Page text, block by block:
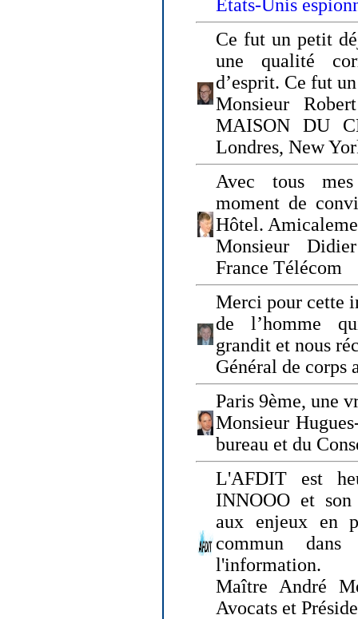
Etats-Unis
Ce fut un petit
une qualité
d’esprit. Ce fut
Monsieur
MAISON DU
Londres, New
Avec tous
moment de
Hôtel.
Monsieur
France Télécom
Merci pour cette
de l’homme
grandit et nous
Général de corps
Paris 9ème, une
Monsieur
bureau et du
L'AFDIT est
INNOOO et
aux enjeux en
commun
l'information.
Maître André
Avocats et